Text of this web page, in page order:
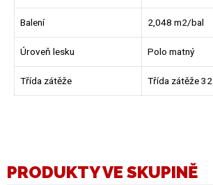
Balení 2,048 m2/bal
Úroveň lesku Polo matný
Třída zátěže Třída zátěže 32
PRODUKTY VE SKUPINĚ